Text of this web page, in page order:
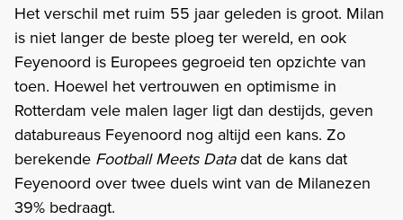
Het verschil met ruim 55 jaar geleden is groot. Milan
is niet langer de beste ploeg ter wereld, en ook
Feyenoord is Europees gegroeid ten opzichte van
toen. Hoewel het vertrouwen en optimisme in
Rotterdam vele malen lager ligt dan destijds, geven
databureaus Feyenoord nog altijd een kans. Zo
berekende Football Meets Datadat de kans dat
Feyenoord over twee duels wint van de Milanezen
39% bedraagt.